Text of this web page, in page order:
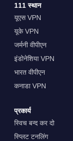
111 स्थान
यूएस VPN
यूके VPN
जर्मनी वीपीएन
इंडोनेशिया VPN
भारत वीपीएन
कनाडा VPN
प्रकार्य
स्विच बन्द कर दो
स्प्लिट टनलिंग